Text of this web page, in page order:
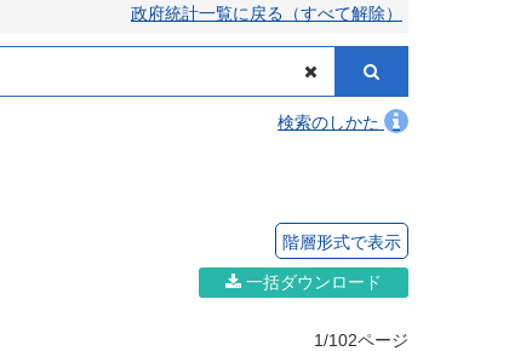
政府統計一覧に戻る（すべて解除）
検索のしかた
階層形式で表示
一括ダウンロード
1/102ページ